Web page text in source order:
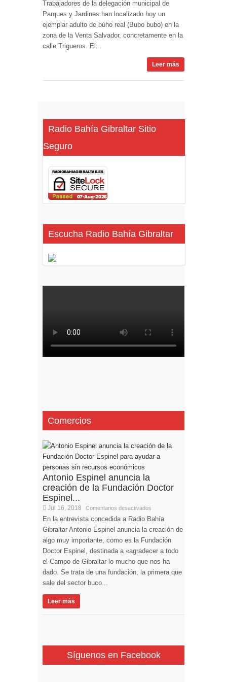
Trabajadores de la delegación municipal de
Parques y Jardines han localizado hoy un
ejemplar adulto de búho real (Bubo bubo) en la
zona de la Venta Salvador, concretamente en la
calle Trigueros. El...
Leer más
Radio Bahía Gibraltar Sitio
Seguro
Escucha Radio Bahía Gibraltar
Comercios
Antonio Espinel anuncia la
creación de la Fundación Doctor
Espinel...
Jul 16, 2018 Comentarios desactivados
En la entrevista concedida a Radio Bahía
Gibraltar Antonio Espinel anuncia la creación de
algo muy importante, como es la Fundación
Doctor Espinel, destinada a «agradecer a todo
el Campo de Gibraltar lo mucho que nos ha
dado. Se trata de una fundación, la primera que
sale del sector buco...
Leer más
Síguenos en Facebook